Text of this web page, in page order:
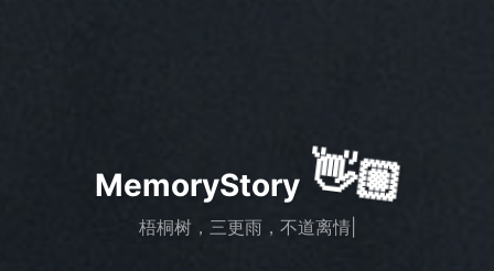
MemoryStory 👋🏼
梧桐树，三更雨，不道离情正